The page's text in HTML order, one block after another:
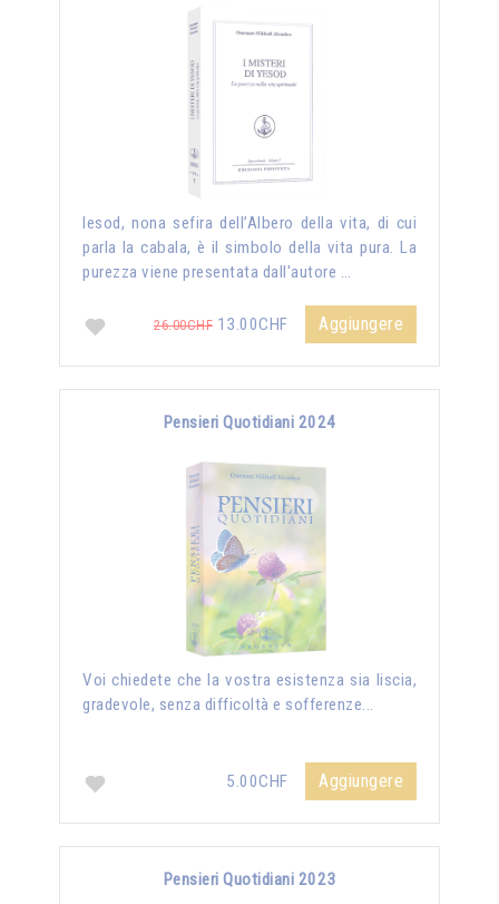
Iesod, nona sefira dell’Albero della vita, di cui
parla la cabala, è il simbolo della vita pura. La
purezza viene presentata dall'autore …
26.00CHF 13.00CHF Aggiungere
Pensieri Quotidiani 2024
Voi chiedete che la vostra esistenza sia liscia,
gradevole, senza difficoltà e sofferenze...
5.00CHF Aggiungere
Pensieri Quotidiani 2023